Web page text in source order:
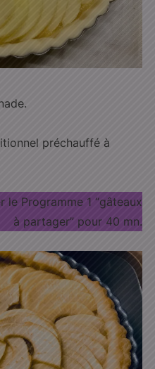
préchauffé à
le Programme 1 “gâteaux
à partager” pour 40 mn.